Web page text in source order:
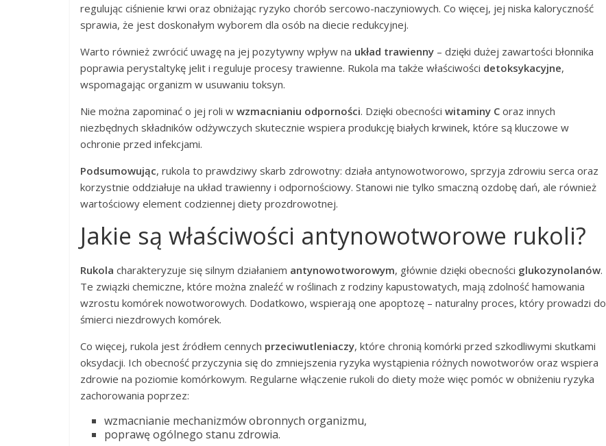
regulując ciśnienie krwi oraz obniżając ryzyko chorób sercowo-naczyniowych. Co więcej, jej niska kaloryczność
sprawia, że jest doskonałym wyborem dla osób na diecie redukcyjnej.
Warto również zwrócić uwagę na jej pozytywny wpływ na układ trawienny – dzięki dużej zawartości błonnika
poprawia perystaltykę jelit i reguluje procesy trawienne. Rukola ma także właściwości detoksykacyjne,
wspomagając organizm w usuwaniu toksyn.
Nie można zapominać o jej roli w wzmacnianiu odporności. Dzięki obecności witaminy C oraz innych
niezbędnych składników odżywczych skutecznie wspiera produkcję białych krwinek, które są kluczowe w
ochronie przed infekcjami.
Podsumowując, rukola to prawdziwy skarb zdrowotny: działa antynowotworowo, sprzyja zdrowiu serca oraz
korzystnie oddziałuje na układ trawienny i odpornościowy. Stanowi nie tylko smaczną ozdobę dań, ale również
wartościowy element codziennej diety prozdrowotnej.
Jakie są właściwości antynowotworowe rukoli?
Rukola charakteryzuje się silnym działaniem antynowotworowym, głównie dzięki obecności glukozynolanów.
Te związki chemiczne, które można znaleźć w roślinach z rodziny kapustowatych, mają zdolność hamowania
wzrostu komórek nowotworowych. Dodatkowo, wspierają one apoptozę – naturalny proces, który prowadzi do
śmierci niezdrowych komórek.
Co więcej, rukola jest źródłem cennych przeciwutleniaczy, które chronią komórki przed szkodliwymi skutkami
oksydacji. Ich obecność przyczynia się do zmniejszenia ryzyka wystąpienia różnych nowotworów oraz wspiera
zdrowie na poziomie komórkowym. Regularne włączenie rukoli do diety może więc pomóc w obniżeniu ryzyka
zachorowania poprzez:
wzmacnianie mechanizmów obronnych organizmu,
poprawę ogólnego stanu zdrowia.